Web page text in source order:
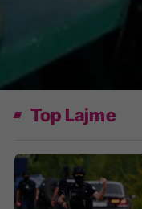
Top Lajme